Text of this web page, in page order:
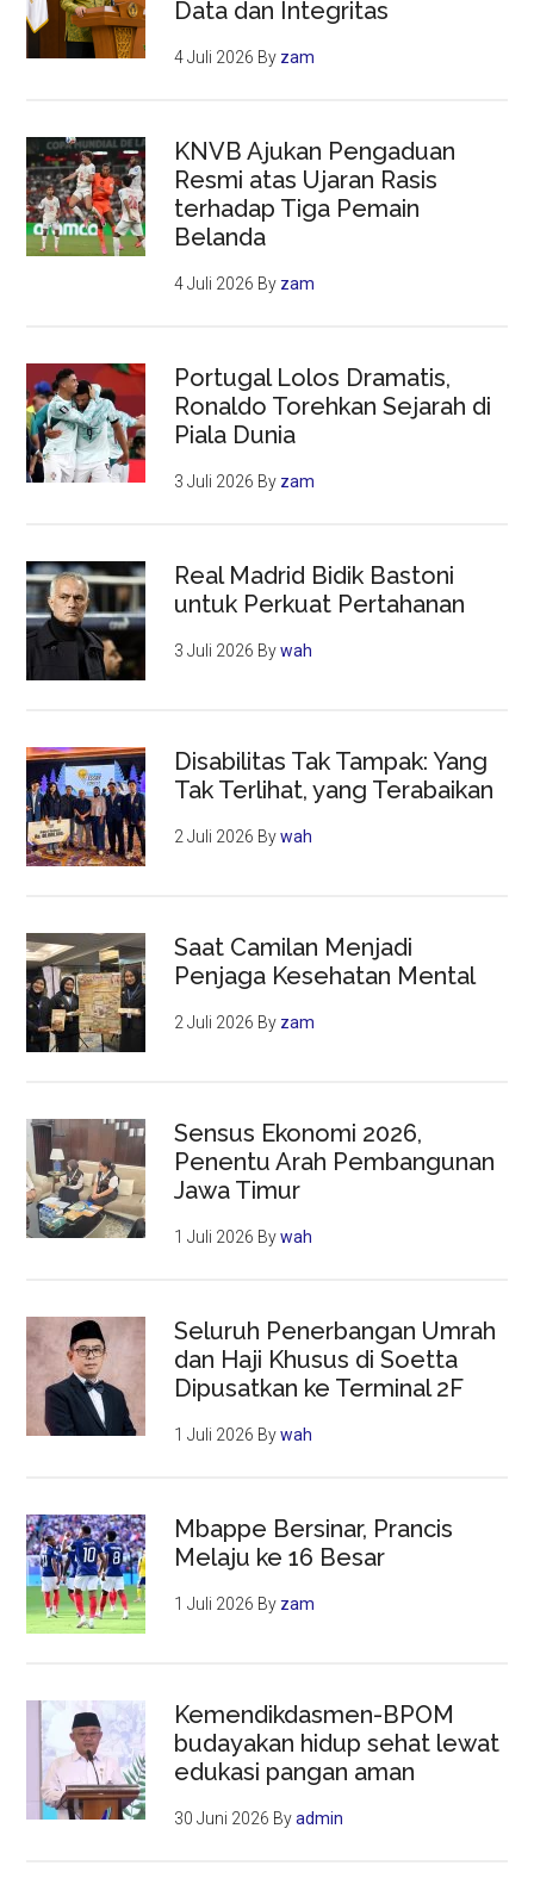
Data dan Integritas
4 Juli 2026 By zam
KNVB Ajukan Pengaduan
Resmi atas Ujaran Rasis
terhadap Tiga Pemain
Belanda
4 Juli 2026 By zam
Portugal Lolos Dramatis,
Ronaldo Torehkan Sejarah di
Piala Dunia
3 Juli 2026 By zam
Real Madrid Bidik Bastoni
untuk Perkuat Pertahanan
3 Juli 2026 Bywah
Disabilitas Tak Tampak: Yang
Tak Terlihat, yang Terabaikan
2 Juli 2026 Bywah
Saat Camilan Menjadi
Penjaga Kesehatan Mental
2 Juli 2026 By zam
Sensus Ekonomi 2026,
Penentu Arah Pembangunan
Jawa Timur
1 Juli 2026 Bywah
Seluruh Penerbangan Umrah
dan Haji Khusus di Soetta
Dipusatkan ke Terminal 2F
1 Juli 2026 Bywah
Mbappe Bersinar, Prancis
Melaju ke 16 Besar
1 Juli 2026 By zam
Kemendikdasmen-BPOM
budayakan hidup sehat lewat
edukasi pangan aman
30 Juni 2026 Byadmin